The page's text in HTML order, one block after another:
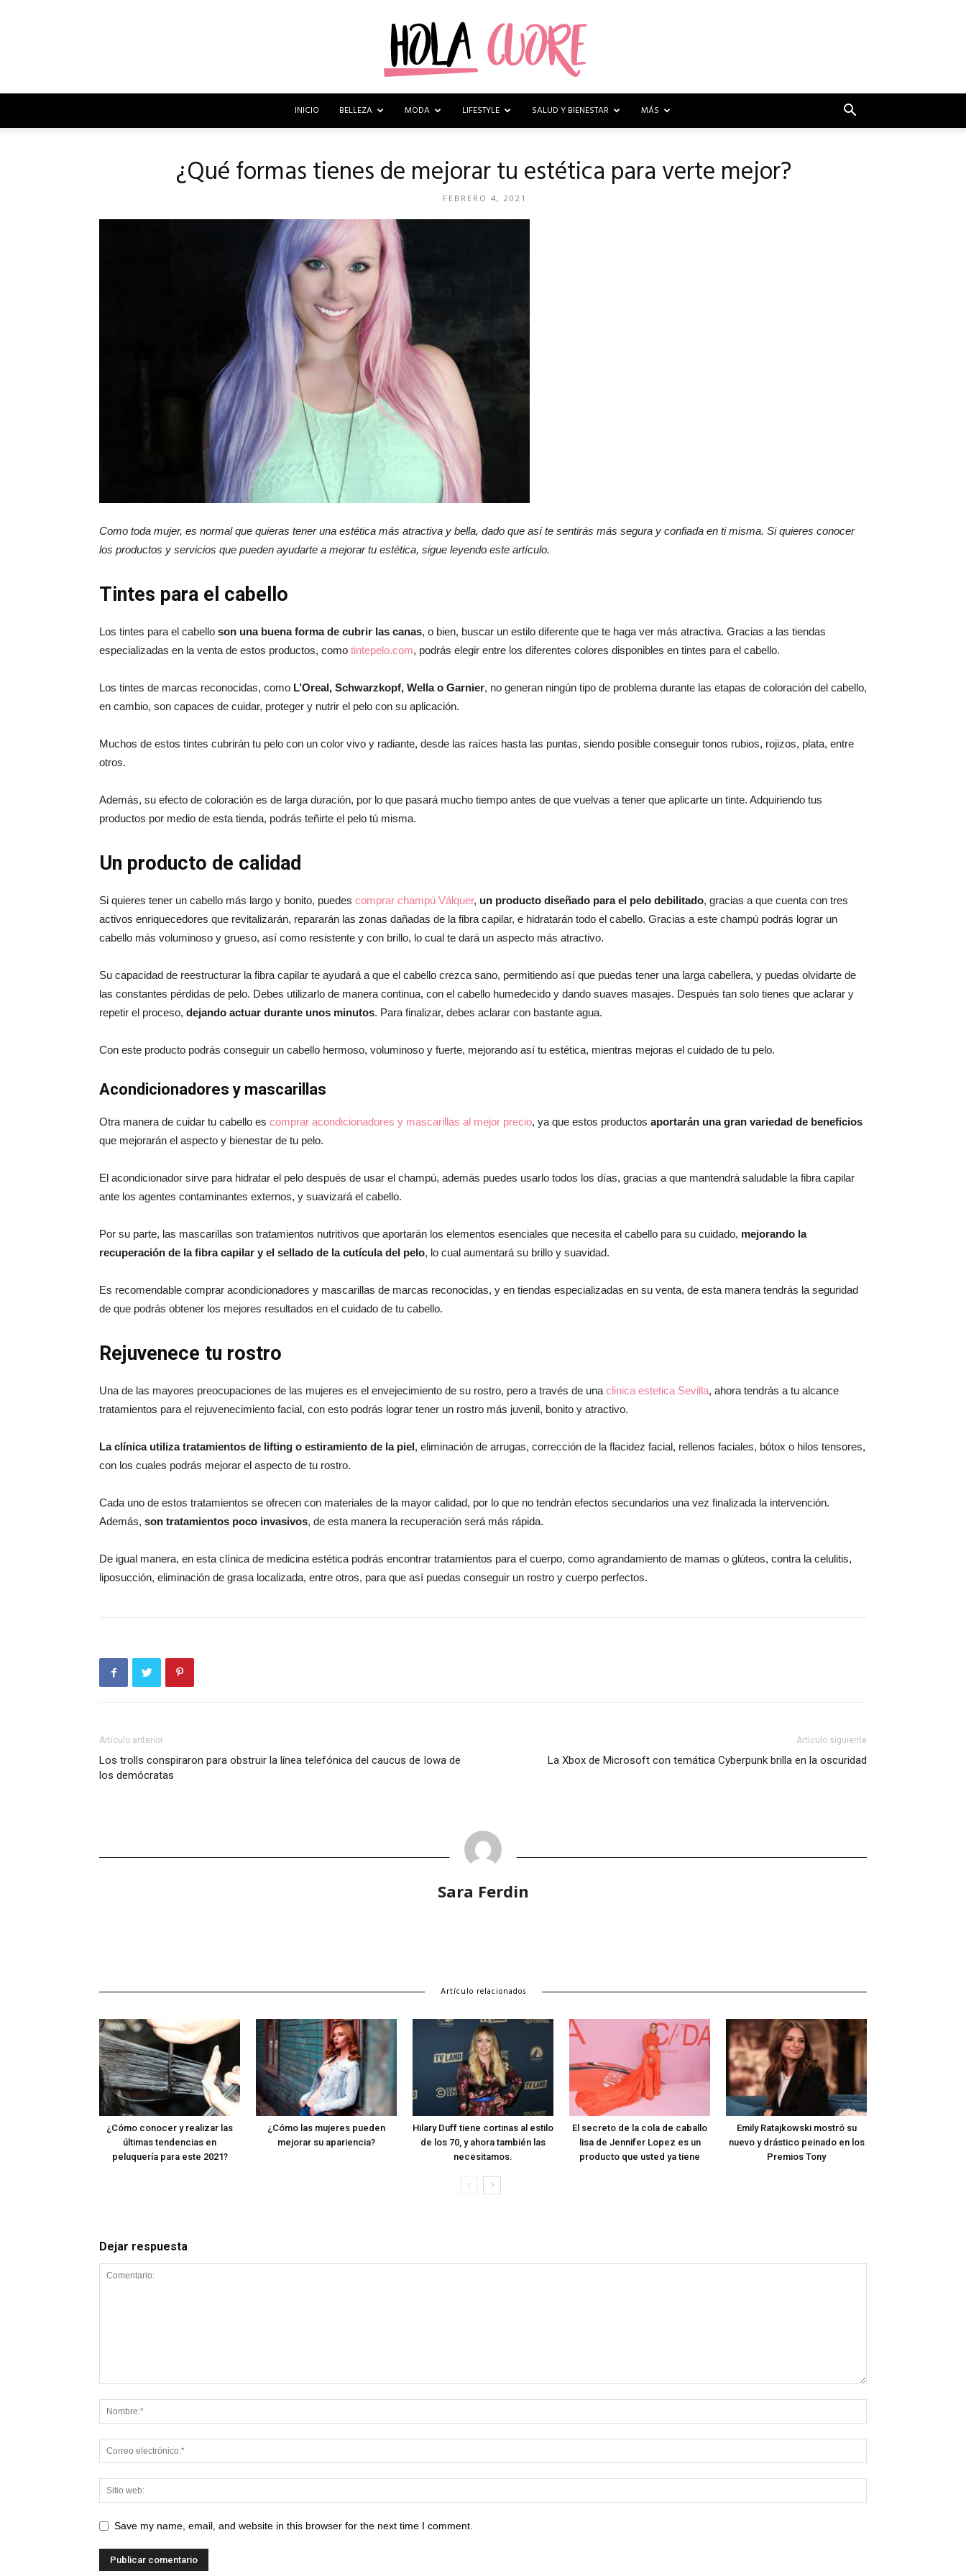
Hola
Cuore
revista
moda
INICIO BELLEZA MODA LIFESTYLE SALUD Y BIENESTAR MÁS
¿Qué formas tienes de mejorar tu estética para verte mejor?
FEBRERO 4, 2021
Como toda mujer, es normal que quieras tener una estética más atractiva y bella, dado que así te sentirás más segura y confiada en ti misma. Si quieres conocer
los productos y servicios que pueden ayudarte a mejorar tu estética, sigue leyendo este artículo.
Tintes para el cabello
Los tintes para el cabello son una buena forma de cubrir las canas, o bien, buscar un estilo diferente que te haga ver más atractiva. Gracias a las tiendas
especializadas en la venta de estos productos, como tintepelo.com, podrás elegir entre los diferentes colores disponibles en tintes para el cabello.
Los tintes de marcas reconocidas, como L’Oreal, Schwarzkopf, Wella o Garnier, no generan ningún tipo de problema durante las etapas de coloración del cabello,
en cambio, son capaces de cuidar, proteger y nutrir el pelo con su aplicación.
Muchos de estos tintes cubrirán tu pelo con un color vivo y radiante, desde las raíces hasta las puntas, siendo posible conseguir tonos rubios, rojizos, plata, entre
otros.
Además, su efecto de coloración es de larga duración, por lo que pasará mucho tiempo antes de que vuelvas a tener que aplicarte un tinte. Adquiriendo tus
productos por medio de esta tienda, podrás teñirte el pelo tú misma.
Un producto de calidad
Si quieres tener un cabello más largo y bonito, puedes comprar champú Válquer, un producto diseñado para el pelo debilitado, gracias a que cuenta con tres
activos enriquecedores que revitalizarán, repararán las zonas dañadas de la fibra capilar, e hidratarán todo el cabello. Gracias a este champú podrás lograr un
cabello más voluminoso y grueso, así como resistente y con brillo, lo cual te dará un aspecto más atractivo.
Su capacidad de reestructurar la fibra capilar te ayudará a que el cabello crezca sano, permitiendo así que puedas tener una larga cabellera, y puedas olvidarte de
las constantes pérdidas de pelo. Debes utilizarlo de manera continua, con el cabello humedecido y dando suaves masajes. Después tan solo tienes que aclarar y
repetir el proceso, dejando actuar durante unos minutos. Para finalizar, debes aclarar con bastante agua.
Con este producto podrás conseguir un cabello hermoso, voluminoso y fuerte, mejorando así tu estética, mientras mejoras el cuidado de tu pelo.
Acondicionadores y mascarillas
Otra manera de cuidar tu cabello es comprar acondicionadores y mascarillas al mejor precio, ya que estos productos aportarán una gran variedad de beneficios
que mejorarán el aspecto y bienestar de tu pelo.
El acondicionador sirve para hidratar el pelo después de usar el champú, además puedes usarlo todos los días, gracias a que mantendrá saludable la fibra capilar
ante los agentes contaminantes externos, y suavizará el cabello.
Por su parte, las mascarillas son tratamientos nutritivos que aportarán los elementos esenciales que necesita el cabello para su cuidado, mejorando la
recuperación de la fibra capilar y el sellado de la cutícula del pelo, lo cual aumentará su brillo y suavidad.
Es recomendable comprar acondicionadores y mascarillas de marcas reconocidas, y en tiendas especializadas en su venta, de esta manera tendrás la seguridad
de que podrás obtener los mejores resultados en el cuidado de tu cabello.
Rejuvenece tu rostro
Una de las mayores preocupaciones de las mujeres es el envejecimiento de su rostro, pero a través de una clinica estetica Sevilla, ahora tendrás a tu alcance
tratamientos para el rejuvenecimiento facial, con esto podrás lograr tener un rostro más juvenil, bonito y atractivo.
La clínica utiliza tratamientos de lifting o estiramiento de la piel, eliminación de arrugas, corrección de la flacidez facial, rellenos faciales, bótox o hilos tensores,
con los cuales podrás mejorar el aspecto de tu rostro.
Cada uno de estos tratamientos se ofrecen con materiales de la mayor calidad, por lo que no tendrán efectos secundarios una vez finalizada la intervención.
Además, son tratamientos poco invasivos, de esta manera la recuperación será más rápida.
De igual manera, en esta clínica de medicina estética podrás encontrar tratamientos para el cuerpo, como agrandamiento de mamas o glúteos, contra la celulitis,
liposucción, eliminación de grasa localizada, entre otros, para que así puedas conseguir un rostro y cuerpo perfectos.
Artículo anterior
Los trolls conspiraron para obstruir la línea telefónica del caucus de Iowa de
los demócratas
Artículo siguiente
La Xbox de Microsoft con temática Cyberpunk brilla en la oscuridad
Sara Ferdin
Artículo relacionados
¿Cómo conocer y realizar las
últimas tendencias en
peluquería para este 2021?
¿Cómo las mujeres pueden
mejorar su apariencia?
Hilary Duff tiene cortinas al estilo
de los 70, y ahora también las
necesitamos.
El secreto de la cola de caballo
lisa de Jennifer Lopez es un
producto que usted ya tiene
Emily Ratajkowski mostró su
nuevo y drástico peinado en los
Premios Tony
Dejar respuesta
Save my name, email, and website in this browser for the next time I comment.